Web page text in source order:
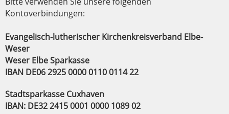
Kontoverbindungen:
Evangelisch-lutherischer Kirchenkreisverband Elbe-
Weser
Weser Elbe Sparkasse
IBAN DE06 2925 0000 0110 0114 22
Stadtsparkasse Cuxhaven
IBAN: DE32 2415 0001 0000 1089 02